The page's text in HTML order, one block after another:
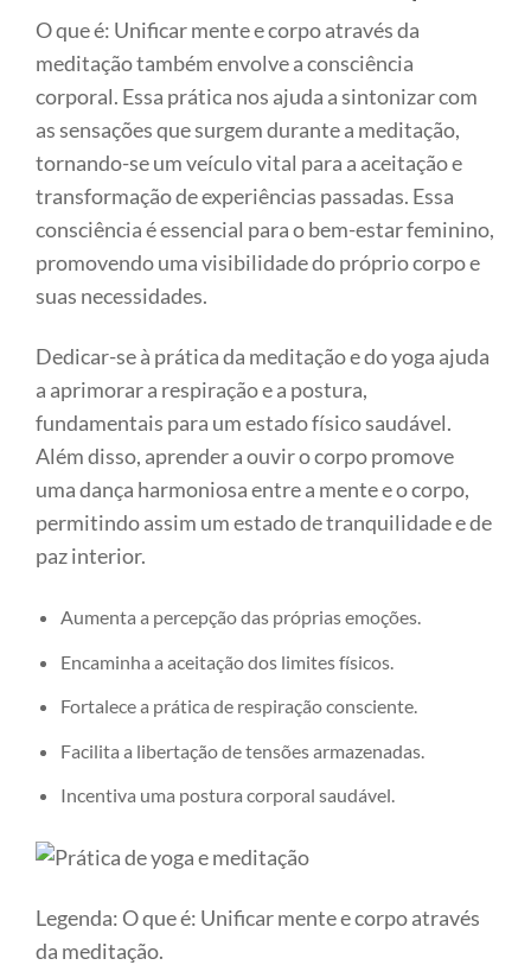
O que é: Unificar mente e corpo através da
meditação também envolve a consciência
corporal. Essa prática nos ajuda a sintonizar com
as sensações que surgem durante a meditação,
tornando-se um veículo vital para a aceitação e
transformação de experiências passadas. Essa
consciência é essencial para o bem-estar feminino,
promovendo uma visibilidade do próprio corpo e
suas necessidades.
Dedicar-se à prática da meditação e do yoga ajuda
a aprimorar a respiração e a postura,
fundamentais para um estado físico saudável.
Além disso, aprender a ouvir o corpo promove
uma dança harmoniosa entre a mente e o corpo,
permitindo assim um estado de tranquilidade e de
paz interior.
Aumenta a percepção das próprias emoções.
Encaminha a aceitação dos limites físicos.
Fortalece a prática de respiração consciente.
Facilita a libertação de tensões armazenadas.
Incentiva uma postura corporal saudável.
Legenda: O que é: Unificar mente e corpo através
da meditação.